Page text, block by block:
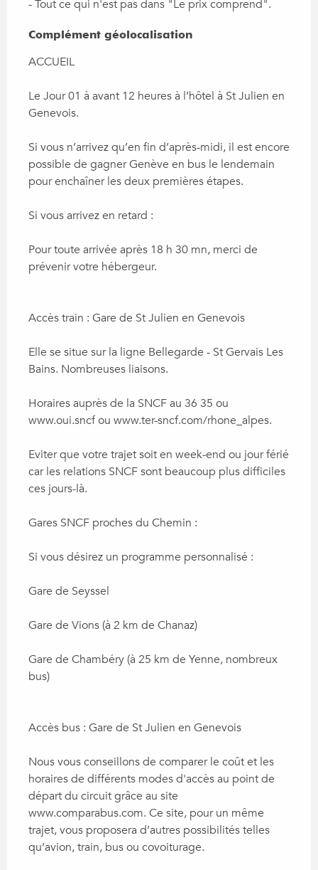
- Tout ce qui n'est pas dans "Le prix comprend".
Complément géolocalisation
Complément géolocalisation
ACCUEIL
Le Jour 01 à avant 12 heures à l’hôtel à St Julien en
Genevois.
Si vous n’arrivez qu’en fin d’après-midi, il est encore
possible de gagner Genève en bus le lendemain
pour enchaîner les deux premières étapes.
Si vous arrivez en retard :
Pour toute arrivée après 18 h 30 mn, merci de
prévenir votre hébergeur.
Accès train : Gare de St Julien en Genevois
Elle se situe sur la ligne Bellegarde - St Gervais Les
Bains. Nombreuses liaisons.
Horaires auprès de la SNCF au 36 35 ou
www.oui.sncf ou www.ter-sncf.com/rhone_alpes.
Eviter que votre trajet soit en week-end ou jour férié
car les relations SNCF sont beaucoup plus difficiles
ces jours-là.
Gares SNCF proches du Chemin :
Si vous désirez un programme personnalisé :
Gare de Seyssel
Gare de Vions (à 2 km de Chanaz)
Gare de Chambéry (à 25 km de Yenne, nombreux
bus)
Accès bus : Gare de St Julien en Genevois
Nous vous conseillons de comparer le coût et les
horaires de différents modes d'accès au point de
départ du circuit grâce au site
www.comparabus.com. Ce site, pour un même
trajet, vous proposera d’autres possibilités telles
qu’avion, train, bus ou covoiturage.